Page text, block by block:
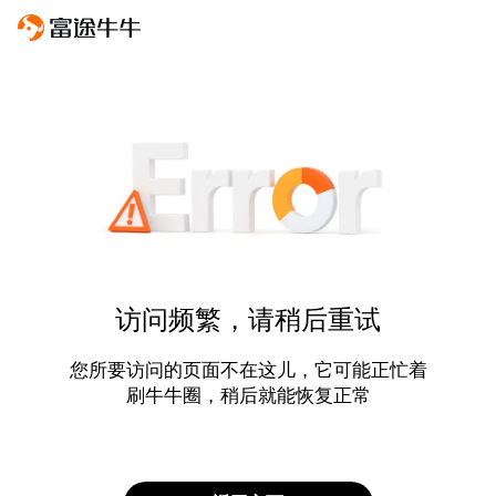
访问频繁，请稍后重试
您所要访问的页面不在这儿，它可能正忙着
刷牛牛圈，稍后就能恢复正常